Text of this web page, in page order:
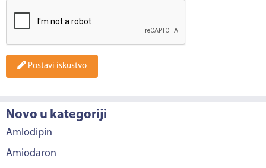
Postavi iskustvo
Novo u kategoriji
Amlodipin
Amiodaron